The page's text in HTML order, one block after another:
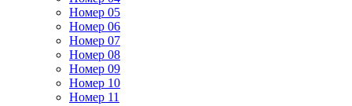
Номер 05
Номер 06
Номер 07
Номер 08
Номер 09
Номер 10
Номер 11